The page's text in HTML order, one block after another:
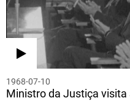
1968-07-10
Ministro da Justiça visita